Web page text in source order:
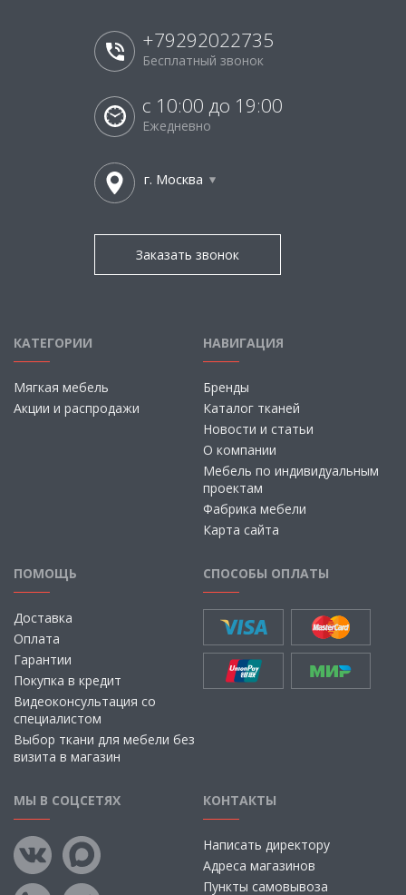
+79292022735
Бесплатный звонок
с 10:00 до 19:00
Ежедневно
г. Москва
Заказать звонок
КАТЕГОРИИ
Мягкая мебель
Акции и распродажи
НАВИГАЦИЯ
Бренды
Каталог тканей
Новости и статьи
О компании
Мебель по индивидуальным
проектам
Фабрика мебели
Карта сайта
ПОМОЩЬ
Доставка
Оплата
Гарантии
Покупка в кредит
Видеоконсультация со
специалистом
Выбор ткани для мебели без
визита в магазин
СПОСОБЫ ОПЛАТЫ
МЫ В СОЦСЕТЯХ КОНТАКТЫ
Написать директору
Адреса магазинов
Пункты самовывоза